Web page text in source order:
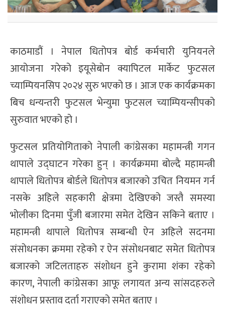
काठमाडौं । नेपाल धितोपत्र बोर्ड कर्मचारी युनियनले
आयोजना गरेको इयूसेबोन क्यापिटल मार्केट फुटसल
च्याम्पियनसिप २०२४ सुरु भएको छ । आज एक कार्यक्रमका
बिच धन्यन्तरी फुटसल भेन्युमा फुटसल च्याम्पियन्सीपको
सुरुवात भएको हो ।
फुटसल प्रतियोगिताको नेपाली कांग्रेसका महामन्त्री गगन
थापाले उद्घाटन गरेका हुन् । कार्यक्रममा बोल्दै महामन्त्री
थापाले धितोपत्र बोर्डले धितोपत्र बजारको उचित नियमन गर्न
नसके अहिले सहकारी क्षेत्रमा देखिएको जस्तै समस्या
भोलीका दिनमा पुँजी बजारमा समेत देखिन सकिने बताए ।
महामन्त्री थापाले धितोपत्र सम्बन्धी ऐन अहिले सदनमा
संसोधनका क्रममा रहेको र ऐन संसोधनबाट समेत धितोपत्र
बजारको जटिलताहरु संशोधन हुने कुरामा शंका रहेको
कारण, नेपाली कांग्रेसका आफू लगायत अन्य सांसदहरुले
संशोधन प्रस्ताव दर्ता गराएको समेत बताए ।